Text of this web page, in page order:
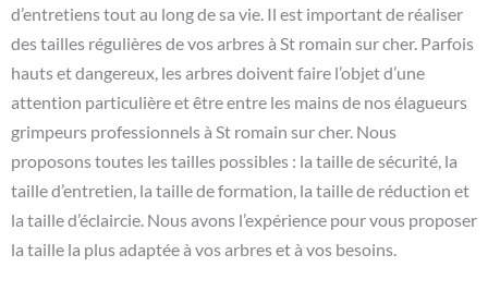
d’entretiens tout au long de sa vie. Il est important de réaliser
des tailles régulières de vos arbres à St romain sur cher. Parfois
hauts et dangereux, les arbres doivent faire l’objet d’une
attention particulière et être entre les mains de nos élagueurs
grimpeurs professionnels à St romain sur cher. Nous
proposons toutes les tailles possibles : la taille de sécurité, la
taille d’entretien, la taille de formation, la taille de réduction et
la taille d’éclaircie. Nous avons l’expérience pour vous proposer
la taille la plus adaptée à vos arbres et à vos besoins.